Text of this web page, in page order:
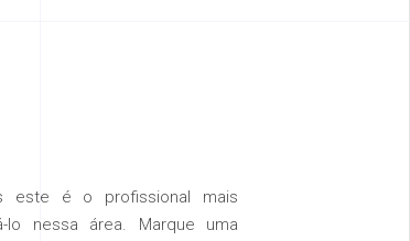
este é o profissional mais
lo nessa área. Marque uma